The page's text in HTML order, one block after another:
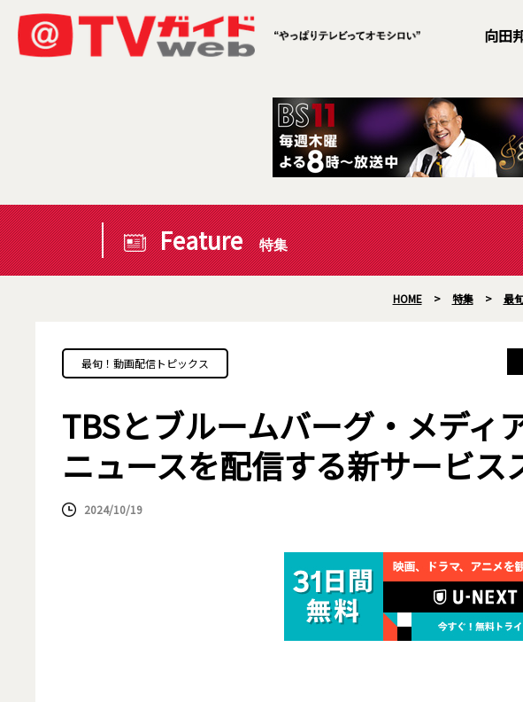
向田
Feature 特集
HOME > 特集 > 最
最旬！動画配信トピックス
TBSとブルームバーグ・メディ
ニュースを配信する新サービス
2024/10/19